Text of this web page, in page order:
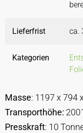
Lieferfrist ca.
Kategorien
Masse: 1197 x 794
Transporthöhe:
Presskraft: 10